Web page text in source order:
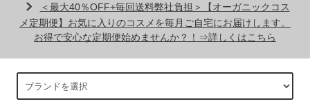
＜最大40％OFF+毎回送料弊社負担＞【オーガニックコス
メ定期便】お気に入りのコスメを毎月ご自宅にお届けします。
お得で安心な定期便始めませんか？！⇒詳しくはこちら